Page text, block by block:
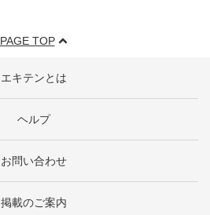
PAGE TOP
エキテンとは
ヘルプ
お問い合わせ
掲載のご案内